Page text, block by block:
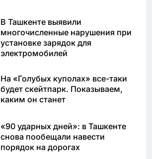
В Ташкенте выявили
многочисленные нарушения при
установке зарядок для
электромобилей
На «Голубых куполах» все-таки
будет скейтпарк. Показываем,
каким он станет
«90 ударных дней»: в Ташкенте
снова пообещали навести
порядок на дорогах